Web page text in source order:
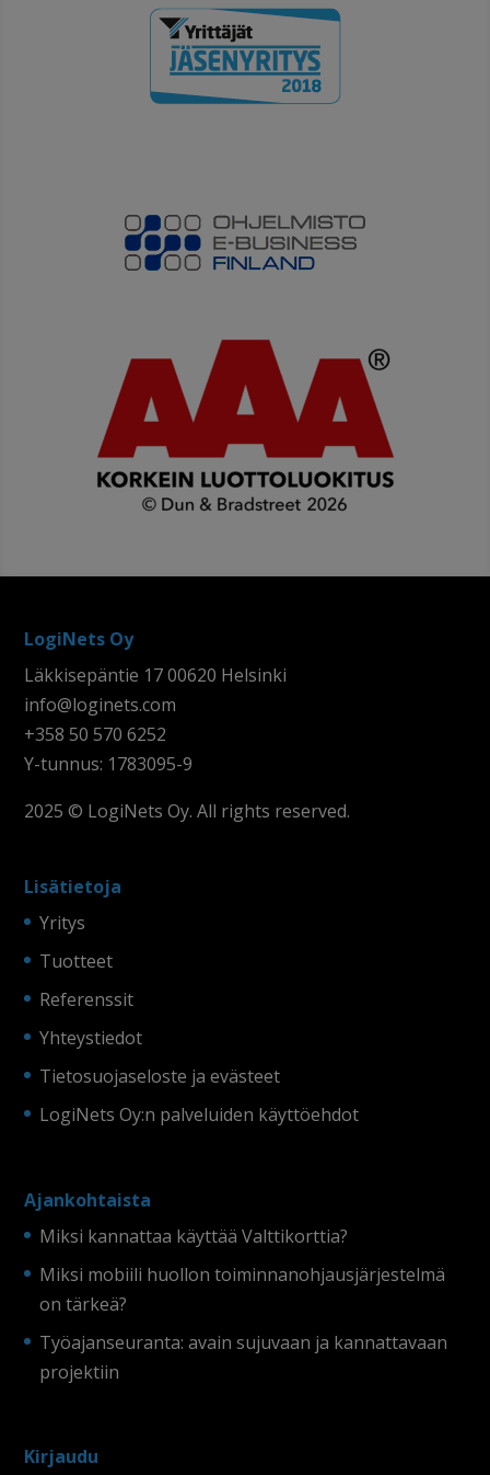
LogiNets Oy
Läkkisepäntie 17 00620 Helsinki
info@loginets.com
+358 50 570 6252
Y-tunnus: 1783095-9
2025 © LogiNets Oy. All rights reserved.
Lisätietoja
Yritys
Tuotteet
Referenssit
Yhteystiedot
Tietosuojaseloste ja evästeet
LogiNets Oy:n palveluiden käyttöehdot
Ajankohtaista
Miksi kannattaa käyttää Valttikorttia?
Miksi mobiili huollon toiminnanohjausjärjestelmä
on tärkeä?
Työajanseuranta: avain sujuvaan ja kannattavaan
projektiin
Kirjaudu